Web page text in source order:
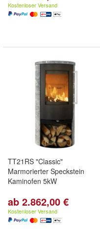
Kostenloser Versand
TT21RS "Classic"
Marmorierter Speckstein
Kaminofen 5kW
ab 2.862,00 €
Kostenloser Versand